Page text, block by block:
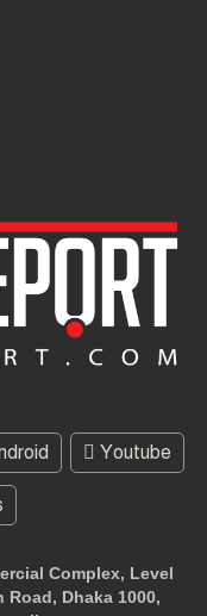
Youtube
Complex, Level
Road, Dhaka 1000,